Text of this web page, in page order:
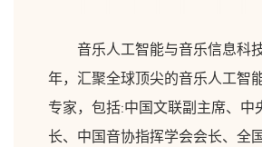
音乐人工智能与音乐信息科
年，汇聚全球顶尖的音乐人工智
专家，包括:中国文联副主席、中
长、中国音协指挥学会会长、全